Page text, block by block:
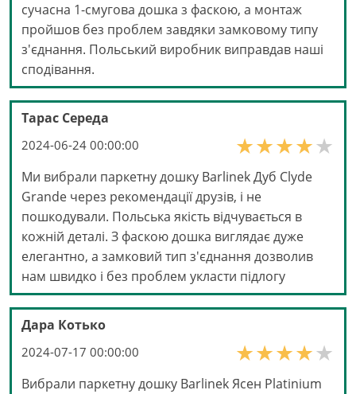
сучасна 1-смугова дошка з фаскою, а монтаж
пройшов без проблем завдяки замковому типу
з'єднання. Польський виробник виправдав наші
сподівання.
Тарас Середа
2024-06-24 00:00:00
Ми вибрали паркетну дошку Barlinek Дуб Clyde
Grande через рекомендації друзів, і не
пошкодували. Польська якість відчувається в
кожній деталі. З фаскою дошка виглядає дуже
елегантно, а замковий тип з'єднання дозволив
нам швидко і без проблем укласти підлогу
Дара Котько
2024-07-17 00:00:00
Вибрали паркетну дошку Barlinek Ясен Platinium